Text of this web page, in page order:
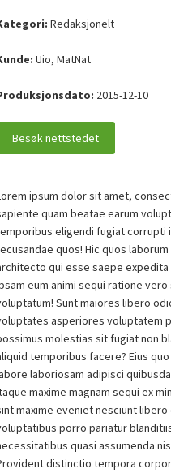
: Redaksjonelt
: Uio, MatNat
: 2015-12-10
Besøk nettstedet
ipsum dolor sit amet,
quam beatae earum
eligendi fugiat corrupti
quos! Hic quos
qui esse saepe
eum animi sequi ratione
Sunt maiores libero
asperiores voluptatem
molestias sit fugiat non
temporibus facere? Eius
laboriosam adipisci
maxime magnam sequi ex
maxime eveniet nesciunt
porro pariatur
quasi assumenda
distinctio tempora